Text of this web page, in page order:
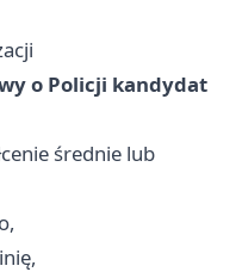
o Policji kandydat
średnie lub